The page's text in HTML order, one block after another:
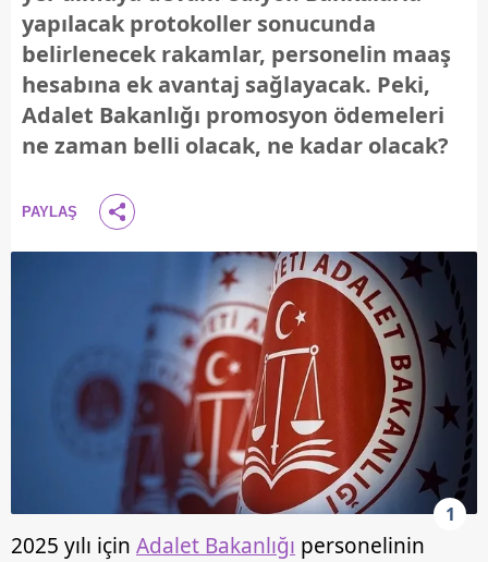
yapılacak protokoller sonucunda
belirlenecek rakamlar, personelin maaş
hesabına ek avantaj sağlayacak. Peki,
Adalet Bakanlığı promosyon ödemeleri
ne zaman belli olacak, ne kadar olacak?
PAYLAŞ
1
2025 yılı için Adalet Bakanlığı personelinin